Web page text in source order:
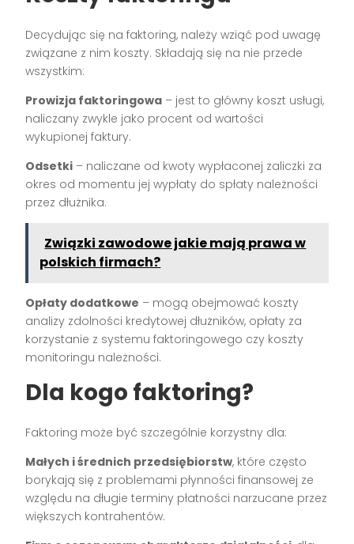
Decydując się na faktoring, należy wziąć pod uwagę
związane z nim koszty. Składają się na nie przede
wszystkim:
Prowizja faktoringowa – jest to główny koszt usługi,
naliczany zwykle jako procent od wartości
wykupionej faktury.
Odsetki – naliczane od kwoty wypłaconej zaliczki za
okres od momentu jej wypłaty do spłaty należności
przez dłużnika.
Związki zawodowe jakie mają prawa w
polskich firmach?
Opłaty dodatkowe – mogą obejmować koszty
analizy zdolności kredytowej dłużników, opłaty za
korzystanie z systemu faktoringowego czy koszty
monitoringu należności.
Dla kogo faktoring?
Faktoring może być szczególnie korzystny dla:
Małych i średnich przedsiębiorstw, które często
borykają się z problemami płynności finansowej ze
względu na długie terminy płatności narzucane przez
większych kontrahentów.